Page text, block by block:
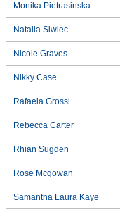
Monika Pietrasinska
Natalia Siwiec
Nicole Graves
Nikky Case
Rafaela Grossl
Rebecca Carter
Rhian Sugden
Rose Mcgowan
Samantha Laura Kaye